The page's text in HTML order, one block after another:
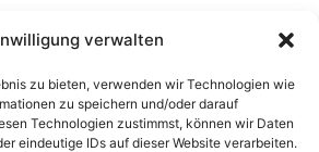
verwalten
zu bieten, verwenden wir Technologien wie
zu speichern und/oder darauf
Technologien zustimmst, können wir Daten
eindeutige IDs auf dieser Website verarbeiten.
Trade Expert Consulting GmbH